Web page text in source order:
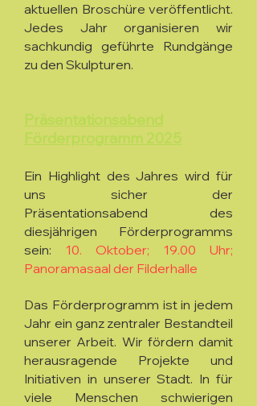
aktuellen Broschüre veröffentlicht.
Jedes Jahr organisieren wir
sachkundig geführte Rundgänge
zu den Skulpturen.
Präsentationsabend
Förderprogramm 2025
Ein Highlight des Jahres wird für
uns sicher der
Präsentationsabend des
diesjährigen Förderprogramms
sein: 10. Oktober; 19.00 Uhr;
Panoramasaal der Filderhalle
Das Förderprogramm ist in jedem
Jahr ein ganz zentraler Bestandteil
unserer Arbeit. Wir fördern damit
herausragende Projekte und
Initiativen in unserer Stadt. In für
viele Menschen schwierigen